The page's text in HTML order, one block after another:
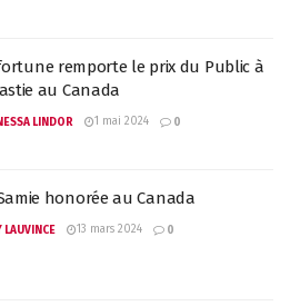
remporte le prix du Public à
au Canada
LINDOR 1 mai 2024 0
honorée au Canada
LAUVINCE 13 mars 2024 0